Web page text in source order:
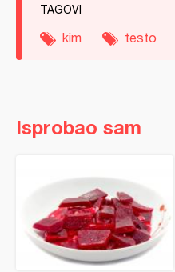
TAGOVI
kim testo
Isprobao sam